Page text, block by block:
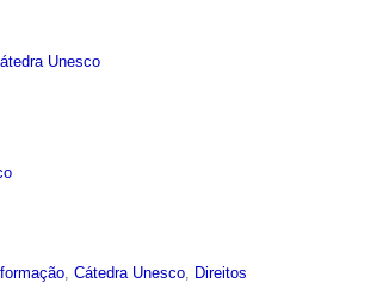
Unesco
,Cátedra Unesco, Direitos